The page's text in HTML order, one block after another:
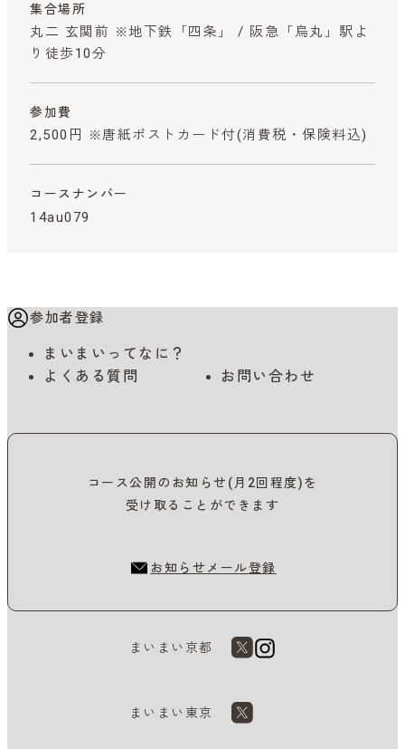
集合場所
丸二 玄関前 ※地下鉄「四条」 / 阪急「烏丸」駅よ
り徒歩10分
参加費
2,500円 ※唐紙ポストカード付(消費税・保険料込)
コースナンバー
14au079
参加者登録
まいまいってなに？
よくある質問
お問い合わせ
コース公開のお知らせ(月2回程度)を
受け取ることができます
お知らせメール登録
まいまい京都
まいまい東京